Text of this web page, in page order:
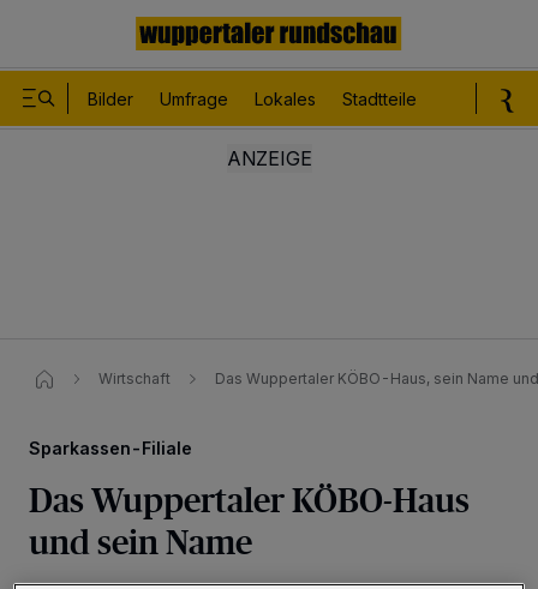
Bilder Umfrage Lokales Stadtteile
Wirtschaft Das Wuppertaler KÖBO-Haus, sein Name​
Sparkassen-Filiale
Das Wuppertaler KÖBO-Haus
und sein Name